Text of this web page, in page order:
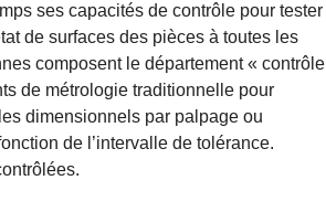
ses capacités de contrôle pour tester
de surfaces des pièces à toutes les
composent le département « contrôle
de métrologie traditionnelle pour
dimensionnels par palpage ou
de l’intervalle de tolérance.